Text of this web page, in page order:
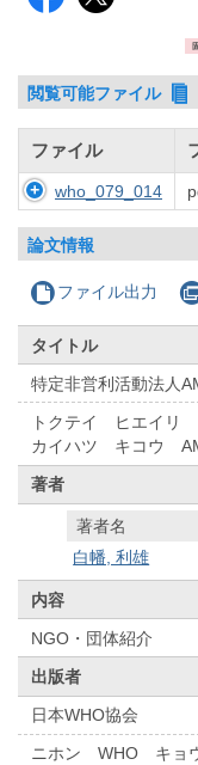
閲覧可能ファイル
ファイル
who_079_014
論文情報
ファイル出力
タイトル
特定非営利活動法人
トクテイ ヒエイ
カイハツ キコウ
著者
著者名
白幡, 利雄
内容
NGO・団体紹介
出版者
日本WHO協会
ニホン WHO キョ